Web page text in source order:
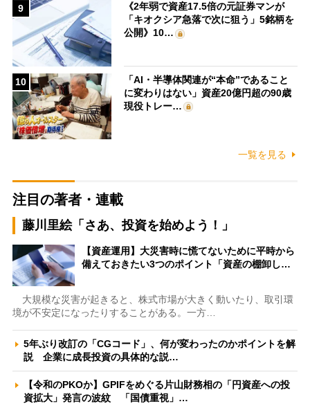
9
《2年弱で資産17.5倍の元証券マンが
「キオクシア急落で次に狙う」5銘柄を
公開》10…
10
「AI・半導体関連が“本命”であること
に変わりはない」資産20億円超の90歳
現役トレー…
一覧を見る
注目の著者・連載
藤川里絵「さあ、投資を始めよう！」
【資産運用】大災害時に慌てないために平時から
備えておきたい3つのポイント「資産の棚卸し…
大規模な災害が起きると、株式市場が大きく動いたり、取引環
境が不安定になったりすることがある。一方…
5年ぶり改訂の「CGコード」、何が変わったのかポイントを解
説 企業に成長投資の具体的な説…
【令和のPKOか】GPIFをめぐる片山財務相の「円資産への投
資拡大」発言の波紋 「国債重視」…